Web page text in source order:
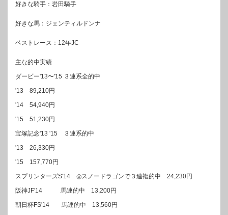
好きな騎手：岩田騎手
好きな馬：ジェンティルドンナ
ベストレース：12年JC
主な的中実績
ダービー'13〜'15 ３連系全的中
'13 89,210円
'14 54,940円
'15 51,230円
宝塚記念'13 '15 ３連系的中
'13 26,330円
'15 157,770円
スプリンターズS'14 ◎スノードラゴンで３連複的中 24,230円
阪神JF'14 馬連的中 13,200円
朝日杯FS'14 馬連的中 13,560円